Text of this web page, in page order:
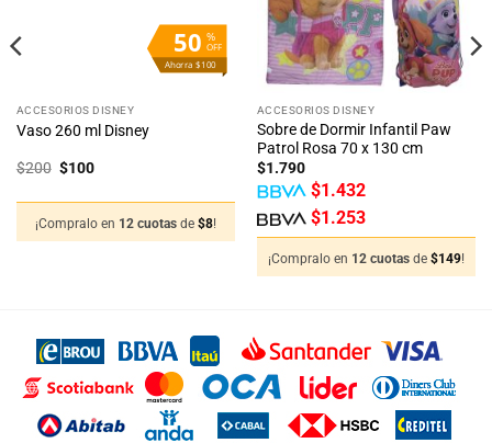
%
OFF
50
Ahorra $100
ACCESORIOS DISNEY
Vaso 260 ml Disney
$200 El
$200.
$100El
$100.
¡Compralo en 12 cuotas de $8!
ACCESORIOS DISNEY
Sobre de Dormir Infantil Paw
Patrol Rosa 70 x 130 cm
$1.790
$1.432
$1.253
¡Compralo en 12 cuotas de $149!